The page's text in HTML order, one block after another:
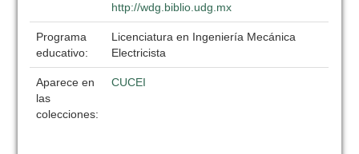
http://wdg.biblio.udg.mx
Programa
educativo:
Licenciatura en Ingeniería Mecánica
Electricista
Aparece en
las
colecciones:
CUCEI